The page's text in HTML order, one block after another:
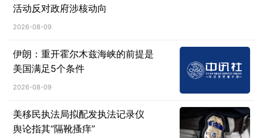
活动反对政府涉核动向
2026-08-09
伊朗：重开霍尔木兹海峡的前提是
美国满足5个条件
2026-08-09
美移民执法局拟配发执法记录仪
舆论指其“隔靴搔痒”